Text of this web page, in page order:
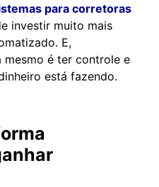
para corretoras
investir muito mais
E,
mesmo é ter controle e
está fazendo.